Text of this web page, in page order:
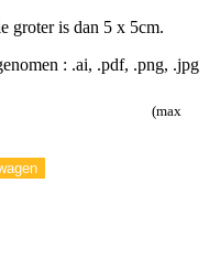
groter is dan 5 x 5cm.
: .ai, .pdf, .png, .jpg
(max